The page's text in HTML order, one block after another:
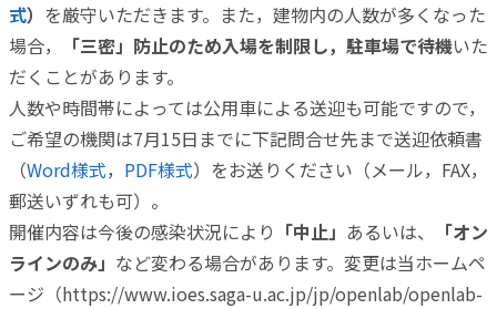
式） を厳守いただきます。また，建物内の人数が多くなった
場合，
「三密」防止のため入場を制限し，駐車場で待機いた
だくことがあります。
人数や時間帯によっては公用車による送迎も可能ですので，
ご希望の機関は7月15日までに下記問合せ先まで送迎依頼書
（Word様式， PDF様式）をお送りください（メール，FAX，
郵送いずれも可）。
開催内容は今後の感染状況により 「中止」 あるいは、
「オン
ラインのみ」 など変わる場合があります。変更は当ホームペ
ージ（https://www.ioes.saga-u.ac.jp/jp/openlab/openlab-